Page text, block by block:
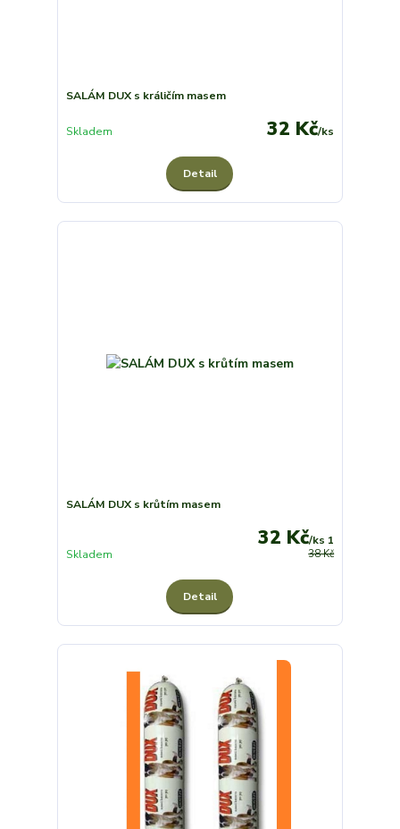
SALÁM DUX s králičím masem
32 Kč/ks
Skladem
Detail
SALÁM DUX s krůtím masem
38 Kč
32 Kč/ks 1
Skladem
Detail